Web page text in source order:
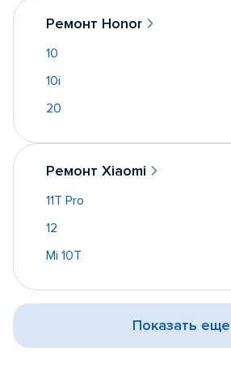
Ремонт Honor
10
10i
20
Ремонт Xiaomi
11T Pro
12
Mi 10T
Показать еще